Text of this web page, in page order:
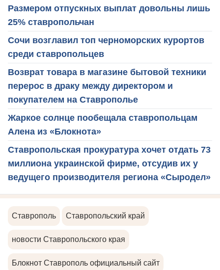
Размером отпускных выплат довольны лишь
25% ставропольчан
Сочи возглавил топ черноморских курортов
среди ставропольцев
Возврат товара в магазине бытовой техники
перерос в драку между директором и
покупателем на Ставрополье
Жаркое солнце пообещала ставропольцам
Алена из «Блокнота»
Ставропольская прокуратура хочет отдать 73
миллиона украинской фирме, отсудив их у
ведущего производителя региона «Сыродел»
Ставрополь Ставропольский край
новости Ставропольского края
Блокнот Ставрополь официальный сайт